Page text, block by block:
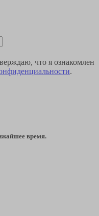
что я ознакомлен
.
время.